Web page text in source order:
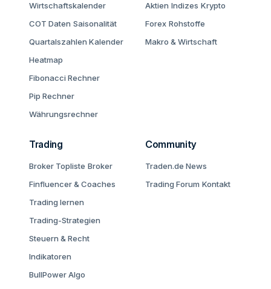
Wirtschaftskalender
COT Daten Saisonalität
Quartalszahlen Kalender
Heatmap
Fibonacci Rechner
Pip Rechner
Währungsrechner
Aktien Indizes Krypto
Forex Rohstoffe
Makro & Wirtschaft
Trading
Broker Topliste Broker
Finfluencer & Coaches
Trading lernen
Trading-Strategien
Steuern & Recht
Indikatoren
BullPower Algo
Community
Traden.de News
Trading Forum Kontakt